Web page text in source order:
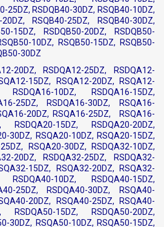
25DZ, RSDQB40-30DZ, RSQB40-10DZ,
RSQB40-25DZ, RSQB40-30DZ,
15DZ, RSDQB50-20DZ, RSDQB50-
10DZ, RSQB50-15DZ, RSQB50-
30DZ
20DZ, RSDQA12-25DZ, RSDQA12-
15DZ, RSQA12-20DZ, RSQA12-
10DZ, RSDQA16-15DZ,
25DZ, RSDQA16-30DZ, RSQA16-
20DZ, RSQA16-25DZ, RSQA16-
RSDQA20-15DZ, RSDQA20-20DZ,
30DZ, RSQA20-10DZ, RSQA20-15DZ,
RSQA20-30DZ, RSDQA32-10DZ,
20DZ, RSDQA32-25DZ, RSDQA32-
15DZ, RSQA32-20DZ, RSQA32-
10DZ, RSDQA40-15DZ,
25DZ, RSDQA40-30DZ, RSQA40-
20DZ, RSQA40-25DZ, RSQA40-
RSDQA50-15DZ, RSDQA50-20DZ,
30DZ, RSQA50-10DZ, RSQA50-15DZ,